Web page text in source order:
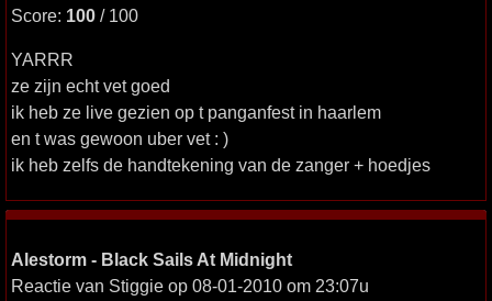
Score: 100 / 100
YARRR
ze zijn echt vet goed
ik heb ze live gezien op t panganfest in haarlem
en t was gewoon uber vet : )
ik heb zelfs de handtekening van de zanger + hoedjes
Alestorm - Black Sails At Midnight
Reactie van Stiggie op 08-01-2010 om 23:07u